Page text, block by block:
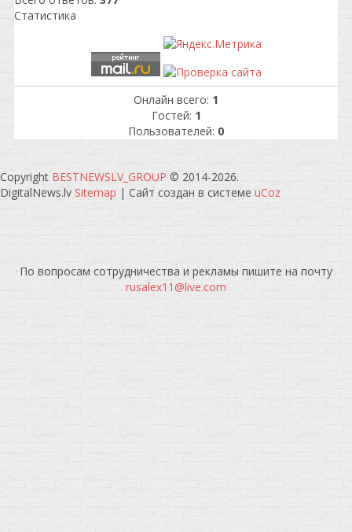
Статистика
Онлайн всего: 1
Гостей: 1
Пользователей: 0
Copyright BESTNEWSLV_GROUP © 2014-2026.
DigitalNews.lv Sitemap | Сайт создан в системе uCoz
По вопросам сотрудничества и рекламы пишите на почту
rusalex11@live.com